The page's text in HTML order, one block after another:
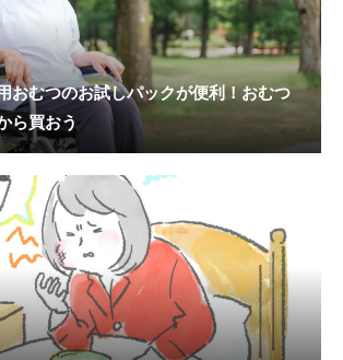
おむつのお試しパックが便利！おむつ
ら買おう